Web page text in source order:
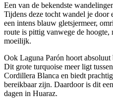
Een van de bekendste
Tijdens deze tocht wandel je door
een intens blauw gletsjermeer,
route is pittig vanwege de hoogte,
moeilijk.
Ook Laguna Parón hoort
Dit grote turquoise meer ligt
Cordillera Blanca en biedt
bereikbaar zijn. Daardoor is dit
dagen in Huaraz.